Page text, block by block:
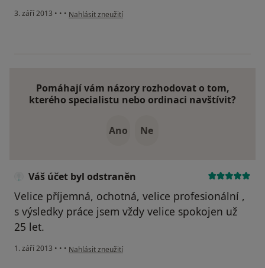
3. září 2013 • • • podle názoru uživatele Váš účet byl odstraněn
Nahlásit zneužití
Pomáhají vám názory rozhodovat o tom,
kterého specialistu nebo ordinaci navštívit?
Ano Ne
Váš účet byl odstraněn
Velice příjemná, ochotná, velice profesionální ,
s výsledky práce jsem vždy velice spokojen už
25 let.
1. září 2013 • • • podle názoru uživatele Váš účet byl odstraněn
Nahlásit zneužití